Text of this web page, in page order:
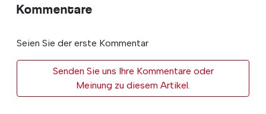
Kommentare
Seien Sie der erste Kommentar
Senden Sie uns Ihre Kommentare oder
Meinung zu diesem Artikel.